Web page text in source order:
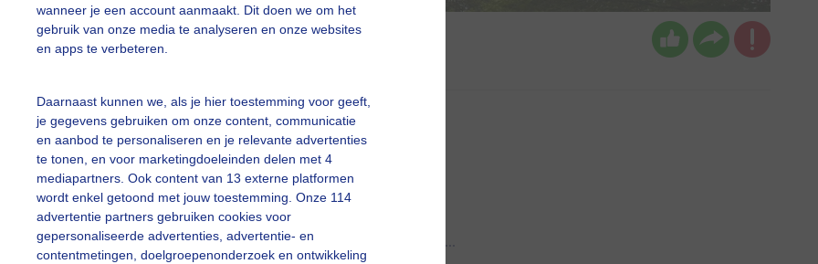
wanneer je een account aanmaakt. Dit doen we om het
gebruik van onze media te analyseren en onze websites
en apps te verbeteren.
Daarnaast kunnen we, als je hier toestemming voor geeft,
je gegevens gebruiken om onze content, communicatie
en aanbod te personaliseren en je relevante advertenties
te tonen, en voor marketingdoeleinden delen met 4
mediapartners. Ook content van 13 externe platformen
wordt enkel getoond met jouw toestemming. Onze 114
advertentie partners gebruiken cookies voor
gepersonaliseerde advertenties, advertentie- en
contentmetingen, doelgroepenonderzoek en ontwikkeling
Els Bax Gemaakt: 10-06-2026, 44x bekeken
slideshow
Een moment geduld aub...